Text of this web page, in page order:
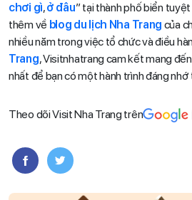
chơi gì,ở đâu” tại thành phố biển
thêm về blog du lịch Nha Trang của
nhiều năm trong việc tổ chức và điều
Trang, Visitnhatrang cam kết mang
nhất để bạn có một hành trình đáng nhớ
Theo dõi Visit Nha Trang trên